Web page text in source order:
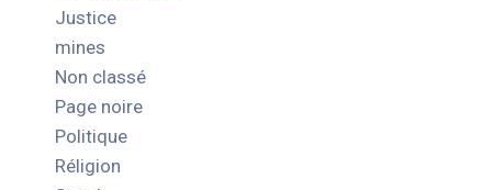
Justice
mines
Non classé
Page noire
Politique
Réligion